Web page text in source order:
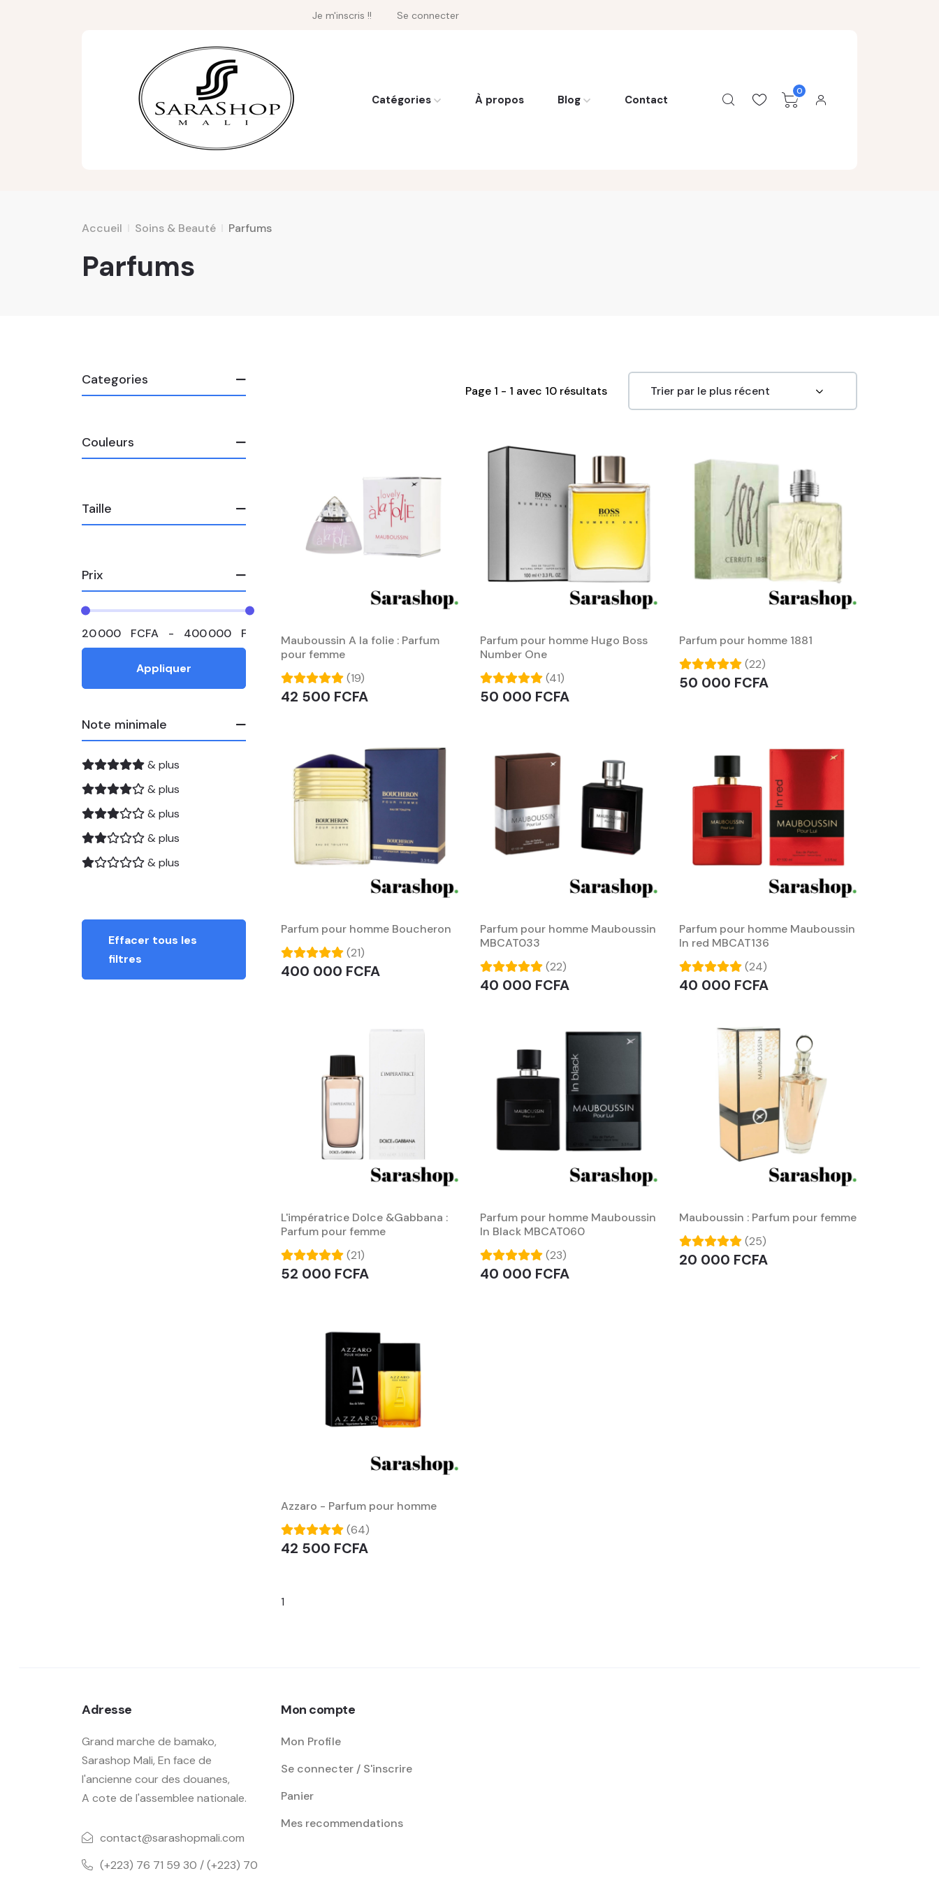
Je m'inscris !! Se connecter
Catégories À propos Blog Contact
0
Accueil Soins & Beauté Parfums
Parfums
Categories
Couleurs
Taille
Prix
Appliquer
Note minimale
& plus
& plus
& plus
& plus
& plus
Effacer tous les
filtres
Page 1 - 1 avec 10 résultats
Mauboussin A la folie : Parfum
pour femme
(19)
42 500 FCFA
Parfum pour homme Hugo Boss
Number One
(41)
50 000 FCFA
Parfum pour homme 1881
(22)
50 000 FCFA
Parfum pour homme Boucheron
(21)
400 000 FCFA
Parfum pour homme Mauboussin
MBCAT033
(22)
40 000 FCFA
Parfum pour homme Mauboussin
In red MBCAT136
(24)
40 000 FCFA
L'impératrice Dolce &Gabbana :
Parfum pour femme
(21)
52 000 FCFA
Parfum pour homme Mauboussin
In Black MBCAT060
(23)
40 000 FCFA
Mauboussin : Parfum pour femme
(25)
20 000 FCFA
Azzaro - Parfum pour homme
(64)
42 500 FCFA
1
Adresse
Grand marche de bamako,
Sarashop Mali, En face de
l'ancienne cour des douanes,
A cote de l'assemblee nationale.
contact@sarashopmali.com
(+223) 76 71 59 30 / (+223) 70
Mon compte
Mon Profile
Se connecter / S'inscrire
Panier
Mes recommendations